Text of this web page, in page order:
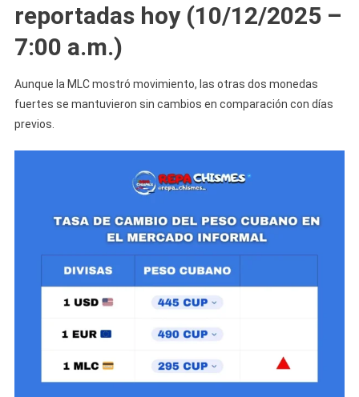
reportadas hoy (10/12/2025 –
7:00 a.m.)
Aunque la MLC mostró movimiento, las otras dos monedas
fuertes se mantuvieron sin cambios en comparación con días
previos.